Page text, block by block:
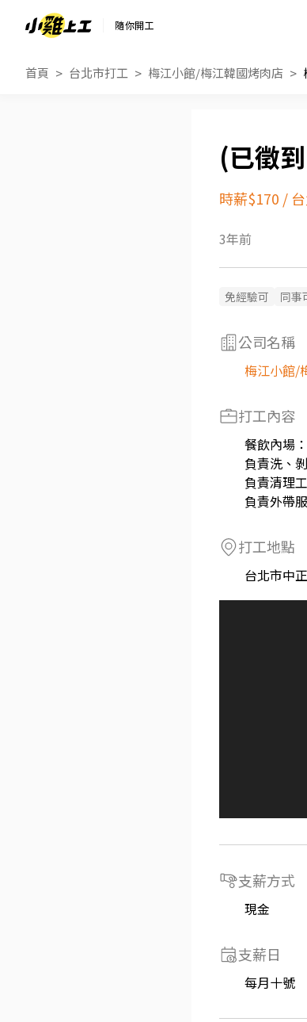
隨你開工
首頁 台北市打工 梅江小館/梅江韓國烤肉店
時薪$170 /
3年前
免經驗可 同事
公司名稱
梅江小館/
打工內容
餐飲內場：
負責洗、
負責清理
負責外帶
打工地點
台北市中
支薪方式
現金
支薪日
每月十號